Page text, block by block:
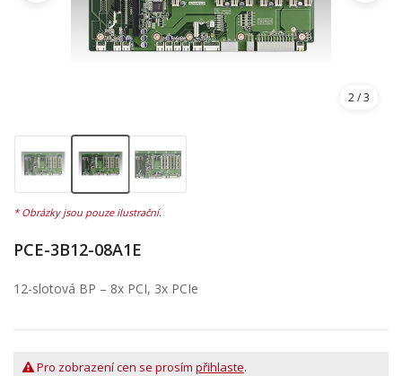
2/ 3
PCE-3B12-08A1E
12-slotová BP – 8x PCI, 3x PCIe
Pro zobrazení cen se prosím přihlaste.